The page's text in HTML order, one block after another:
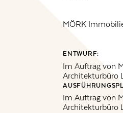
MÖRK
ENTWURF:
Im Auftrag von
Architekturbüro
Im Auftrag von
Architekturbüro